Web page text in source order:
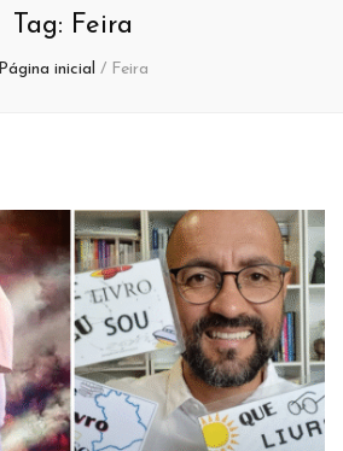
Tag: Feira
Página inicial / Feira